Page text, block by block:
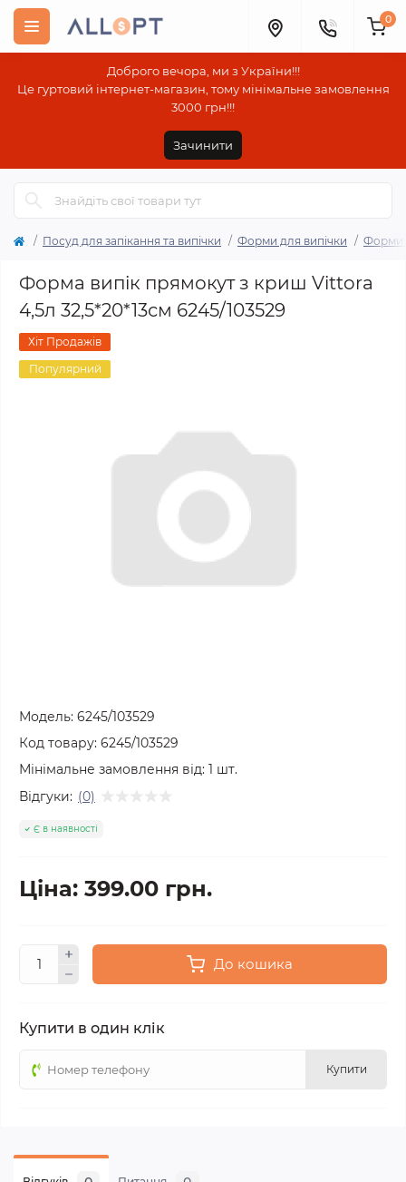
Доброго вечора, ми з України!!!
Це гуртовий інтернет-магазин, тому мінімальне замовлення
3000 грн!!!
Зачинити
0
Посуд для запікання та випічки Форми для випічки Форми
Форма випік прямокут з криш Vittora
4,5л 32,5*20*13см 6245/103529
Хіт Продажів
Популярний
Модель: 6245/103529
Код товару: 6245/103529
Мінімальне замовлення від: 1 шт.
Відгуки: (0)
Є в наявності
Ціна: 399.00 грн.
До кошика
Купити в один клік
Купити